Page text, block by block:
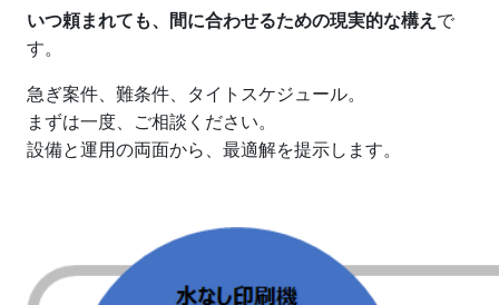
いつ頼まれても、間に合わせるための現実的な構え で
す。
急ぎ案件、難条件、タイトスケジュール。
まずは一度、ご相談ください。
設備と運用の両面から、最適解を提示します。